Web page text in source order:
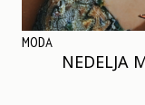
MODA
NEDELJA